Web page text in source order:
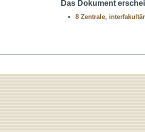
Das Dokument
8 Zentrale,